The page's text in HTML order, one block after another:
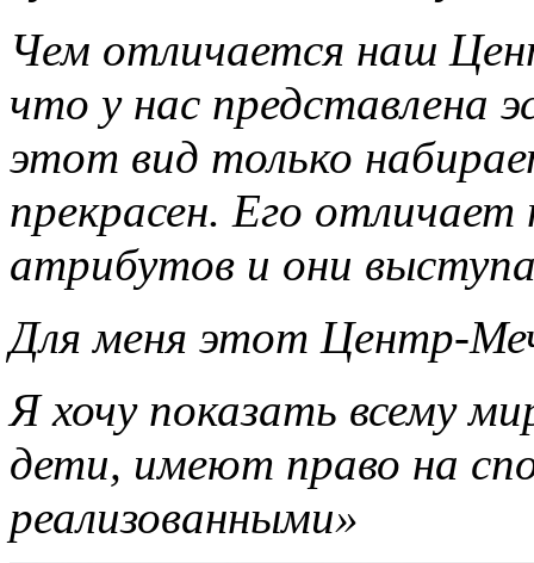
Чем отличается наш
что у нас представлена
этот вид только
прекрасен. Его
атрибутов и они
Для меня этот Центр-
Я хочу показать всему
дети, имеют право на
реализованными»